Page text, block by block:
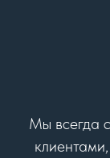
Мы всегда